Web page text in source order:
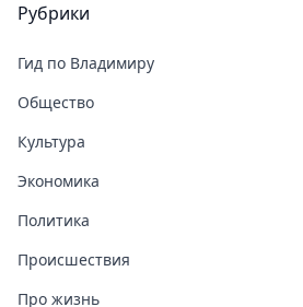
Рубрики
Гид по Владимиру
Общество
Культура
Экономика
Политика
Происшествия
Про жизнь